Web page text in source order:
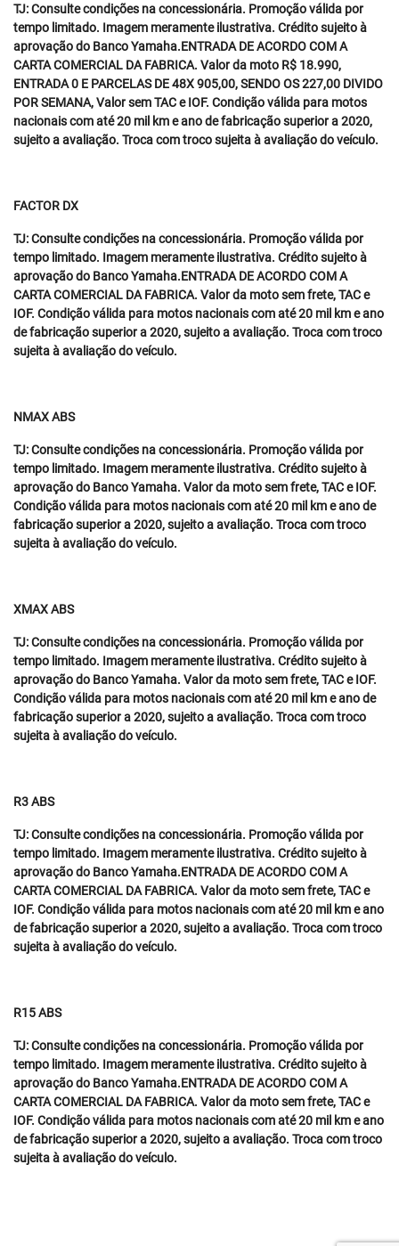
TJ: Consulte condições na concessionária. Promoção válida por
tempo limitado. Imagem meramente ilustrativa. Crédito sujeito à
aprovação do Banco Yamaha.ENTRADA DE ACORDO COM A
CARTA COMERCIAL DA FABRICA. Valor da moto R$ 18.990,
ENTRADA 0 E PARCELAS DE 48X 905,00, SENDO OS 227,00 DIVIDO
POR SEMANA, Valor sem TAC e IOF. Condição válida para motos
nacionais com até 20 mil km e ano de fabricação superior a 2020,
sujeito a avaliação. Troca com troco sujeita à avaliação do veículo.
FACTOR DX
TJ: Consulte condições na concessionária. Promoção válida por
tempo limitado. Imagem meramente ilustrativa. Crédito sujeito à
aprovação do Banco Yamaha.ENTRADA DE ACORDO COM A
CARTA COMERCIAL DA FABRICA. Valor da moto sem frete, TAC e
IOF. Condição válida para motos nacionais com até 20 mil km e ano
de fabricação superior a 2020, sujeito a avaliação. Troca com troco
sujeita à avaliação do veículo.
NMAX ABS
TJ: Consulte condições na concessionária. Promoção válida por
tempo limitado. Imagem meramente ilustrativa. Crédito sujeito à
aprovação do Banco Yamaha. Valor da moto sem frete, TAC e IOF.
Condição válida para motos nacionais com até 20 mil km e ano de
fabricação superior a 2020, sujeito a avaliação. Troca com troco
sujeita à avaliação do veículo.
XMAX ABS
TJ: Consulte condições na concessionária. Promoção válida por
tempo limitado. Imagem meramente ilustrativa. Crédito sujeito à
aprovação do Banco Yamaha. Valor da moto sem frete, TAC e IOF.
Condição válida para motos nacionais com até 20 mil km e ano de
fabricação superior a 2020, sujeito a avaliação. Troca com troco
sujeita à avaliação do veículo.
R3 ABS
TJ: Consulte condições na concessionária. Promoção válida por
tempo limitado. Imagem meramente ilustrativa. Crédito sujeito à
aprovação do Banco Yamaha.ENTRADA DE ACORDO COM A
CARTA COMERCIAL DA FABRICA. Valor da moto sem frete, TAC e
IOF. Condição válida para motos nacionais com até 20 mil km e ano
de fabricação superior a 2020, sujeito a avaliação. Troca com troco
sujeita à avaliação do veículo.
R15 ABS
TJ: Consulte condições na concessionária. Promoção válida por
tempo limitado. Imagem meramente ilustrativa. Crédito sujeito à
aprovação do Banco Yamaha.ENTRADA DE ACORDO COM A
CARTA COMERCIAL DA FABRICA. Valor da moto sem frete, TAC e
IOF. Condição válida para motos nacionais com até 20 mil km e ano
de fabricação superior a 2020, sujeito a avaliação. Troca com troco
sujeita à avaliação do veículo.